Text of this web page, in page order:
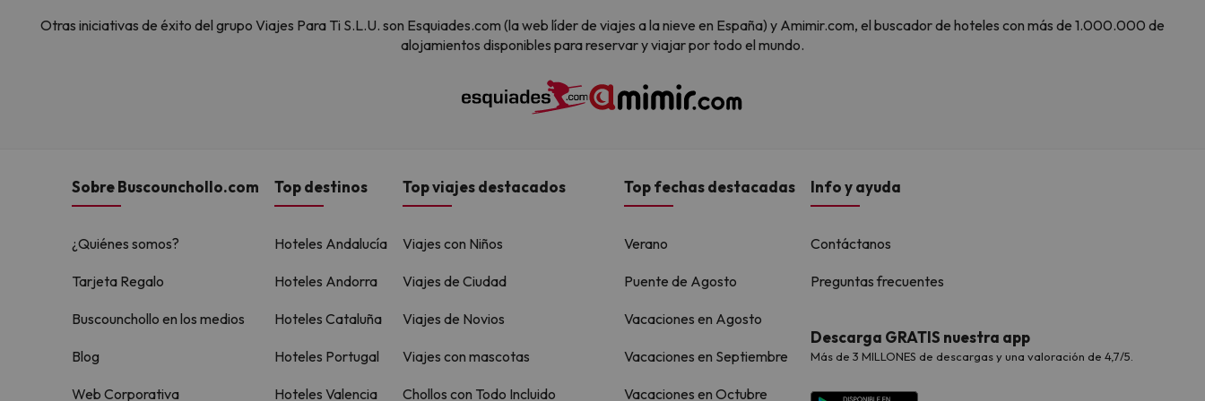
Otras iniciativas de éxito del grupo Viajes Para Ti S.L.U. son Esquiades.com (la web líder de viajes a la nieve en España) y Amimir.com, el buscador de hoteles con más de 1.000.000 de
alojamientos disponibles para reservar y viajar por todo el mundo.
Sobre Buscounchollo.com
¿Quiénes somos?
Tarjeta Regalo
Buscounchollo en los medios
Blog
Web Corporativa
Top destinos
Hoteles Andalucía
Hoteles Andorra
Hoteles Cataluña
Hoteles Portugal
Hoteles Valencia
Top viajes destacados
Viajes con Niños
Viajes de Ciudad
Viajes de Novios
Viajes con mascotas
Chollos con Todo Incluido
Top fechas destacadas
Verano
Puente de Agosto
Vacaciones en Agosto
Vacaciones en Septiembre
Vacaciones en Octubre
Info y ayuda
Contáctanos
Preguntas frecuentes
Descarga GRATIS nuestra app
Más de 3 MILLONES de descargas y una valoración de 4,7/5.